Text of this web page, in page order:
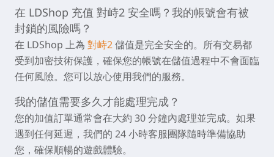
在 LDShop 充值 對峙2 安全嗎？我的帳號會有被
封鎖的風險嗎？
在 LDShop 上為 對峙2儲值是完全安全的。所有交易都
受到加密技術保護，確保您的帳號在儲值過程中不會面臨
任何風險。您可以放心使用我們的服務。
我的儲值需要多久才能處理完成？
您的加值訂單通常會在大約 30 分鐘內處理並完成。如果
遇到任何延遲，我們的 24 小時客服團隊隨時準備協助
您，確保順暢的遊戲體驗。